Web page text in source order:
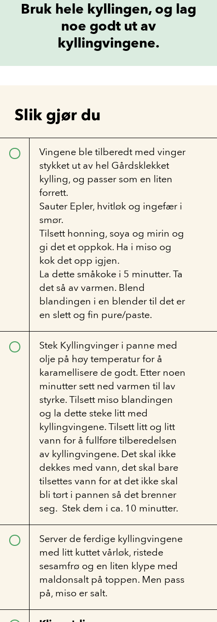
Bruk hele kyllingen, og lag
noe godt ut av
kyllingvingene.
Slik gjør du
Vingene ble tilberedt med vinger
stykket ut av hel Gårdsklekket
kylling, og passer som en liten
forrett.
Sauter Epler, hvitløk og ingefær i
smør.
Tilsett honning, soya og mirin og
gi det et oppkok. Ha i miso og
kok det opp igjen.
La dette småkoke i 5 minutter. Ta
det så av varmen. Blend
blandingen i en blender til det er
en slett og fin pure/paste.
Stek Kyllingvinger i panne med
olje på høy temperatur for å
karamellisere de godt. Etter noen
minutter sett ned varmen til lav
styrke. Tilsett miso blandingen
og la dette steke litt med
kyllingvingene. Tilsett litt og litt
vann for å fullføre tilberedelsen
av kyllingvingene. Det skal ikke
dekkes med vann, det skal bare
tilsettes vann for at det ikke skal
bli tørt i pannen så det brenner
seg. Stek dem i ca. 10 minutter.
Server de ferdige kyllingvingene
med litt kuttet vårløk, ristede
sesamfrø og en liten klype med
maldonsalt på toppen. Men pass
på, miso er salt.